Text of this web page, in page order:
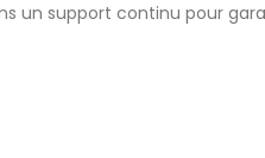
un support continu pour